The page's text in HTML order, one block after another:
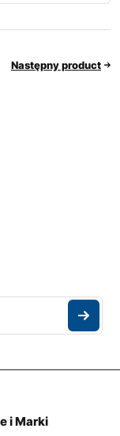
Następny product
i Marki